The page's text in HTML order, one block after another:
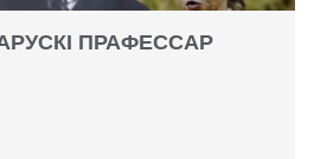
ПРАФЕССАР